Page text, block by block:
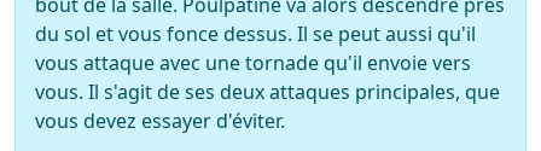
du sol et vous fonce dessus. Il se peut aussi qu'il
vous attaque avec une tornade qu'il envoie vers
vous. Il s'agit de ses deux attaques principales, que
vous devez essayer d'éviter.